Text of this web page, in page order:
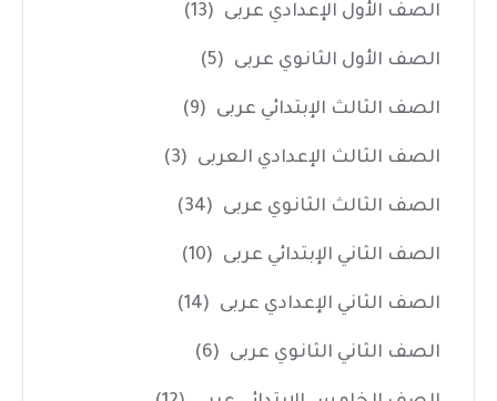
الصف الأول الإعدادي عربى (13)
الصف الأول الثانوي عربى (5)
الصف الثالث الإبتدائي عربى (9)
الصف الثالث الإعدادي العربى (3)
الصف الثالث الثانوي عربى (34)
الصف الثاني الإبتدائي عربى (10)
الصف الثاني الإعدادي عربى (14)
الصف الثاني الثانوي عربى (6)